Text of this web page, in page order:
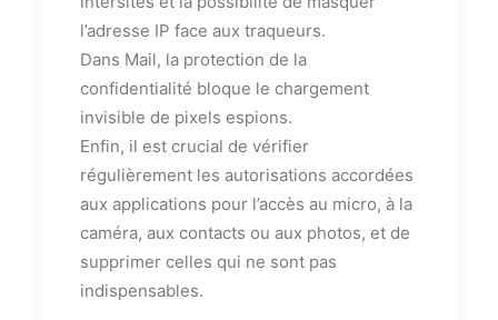
l’adresse IP face aux traqueurs.
Dans Mail, la protection de la
confidentialité bloque le chargement
invisible de pixels espions.
Enfin, il est crucial de vérifier
régulièrement les autorisations accordées
aux applications pour l’accès au micro, à la
caméra, aux contacts ou aux photos, et de
supprimer celles qui ne sont pas
indispensables.